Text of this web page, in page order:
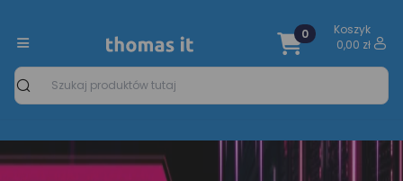
Koszyk
0,00 zł
0
Szukaj